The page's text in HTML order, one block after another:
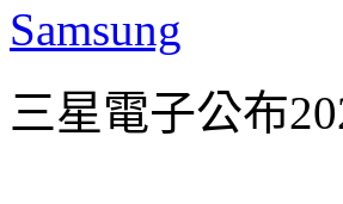
Samsung
三星電子公布